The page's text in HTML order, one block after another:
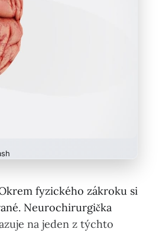
fyzického zákroku si
Neurochirurgička
na jeden z týchto